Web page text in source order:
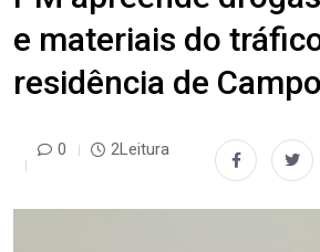
e materiais do
residência de
0 2Leitura